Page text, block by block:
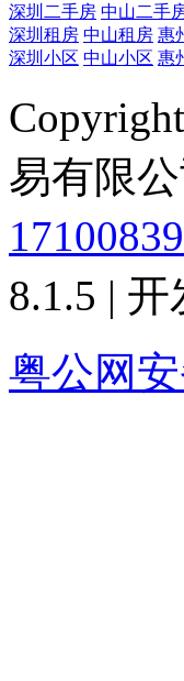
深圳二手房 中山二手
深圳租房 中山租房 惠
深圳小区 中山小区 惠
易有限
8.1.5 |
粤公网